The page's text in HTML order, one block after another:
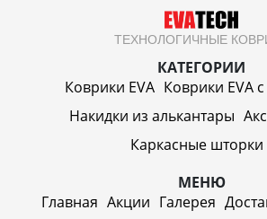
ТЕХНОЛОГИЧНЫЕ
КАТЕГОРИИ
Коврики EVA Коврики EVA
Накидки из алькантары
Каркасные шторки
МЕНЮ
Главная Акции Галерея